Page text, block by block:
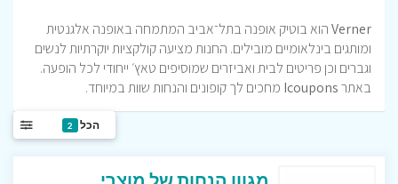
Vernerהוא בוטיק אופנה בתל־אביב המתמחה באופנה אלגנטית
ומותגים בינלאומיים מובילים. החנות מציעה קולקציות יוקרתיות לנשים
וגברים וכן פריטים לבית ואביזרים שמוסיפים טאץ׳ ייחודי לכל הופעה.
באתרIcoupons מחכים לך קופונים והנחות שוות במיוחד.
הכל 2
מגוון הנחות של מוצרי